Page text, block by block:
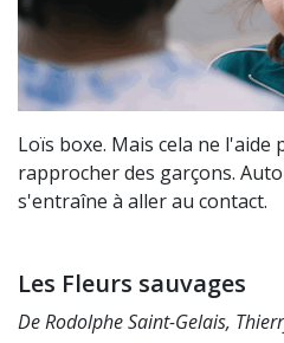
Loïs boxe. Mais cela ne l'aide
rapprocher des garçons.
s'entraîne à aller au contact.
Les Fleurs sauvages
De Rodolphe Saint-Gelais,